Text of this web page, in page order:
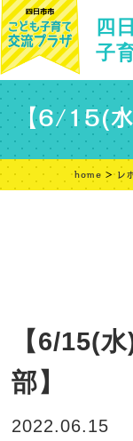
四
子
【6/15(水
home > レ
【6/15(
部】
2022.06.15